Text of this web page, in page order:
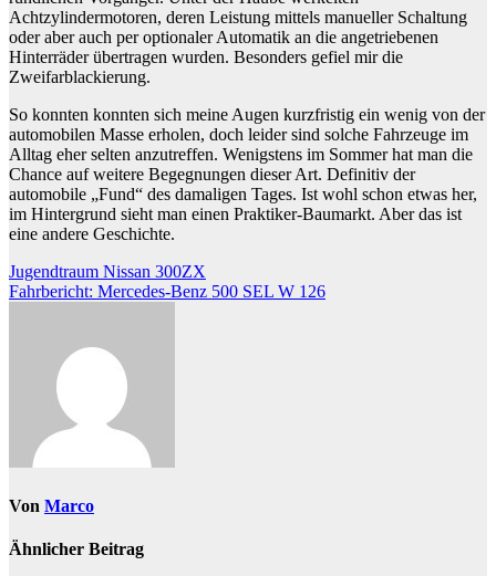
Achtzylindermotoren, deren Leistung mittels manueller Schaltung
oder aber auch per optionaler Automatik an die angetriebenen
Hinterräder übertragen wurden. Besonders gefiel mir die
Zweifarblackierung.
So konnten konnten sich meine Augen kurzfristig ein wenig von der
automobilen Masse erholen, doch leider sind solche Fahrzeuge im
Alltag eher selten anzutreffen. Wenigstens im Sommer hat man die
Chance auf weitere Begegnungen dieser Art. Definitiv der
automobile „Fund“ des damaligen Tages. Ist wohl schon etwas her,
im Hintergrund sieht man einen Praktiker-Baumarkt. Aber das ist
eine andere Geschichte.
Beitragsnavigation
Jugendtraum Nissan 300ZX
Fahrbericht: Mercedes-Benz 500 SEL W 126
Von Marco
Ähnlicher Beitrag